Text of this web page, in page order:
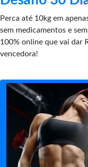
Perca até 10kg em
sem medicamentos e
100% online que vai dar
vencedora!